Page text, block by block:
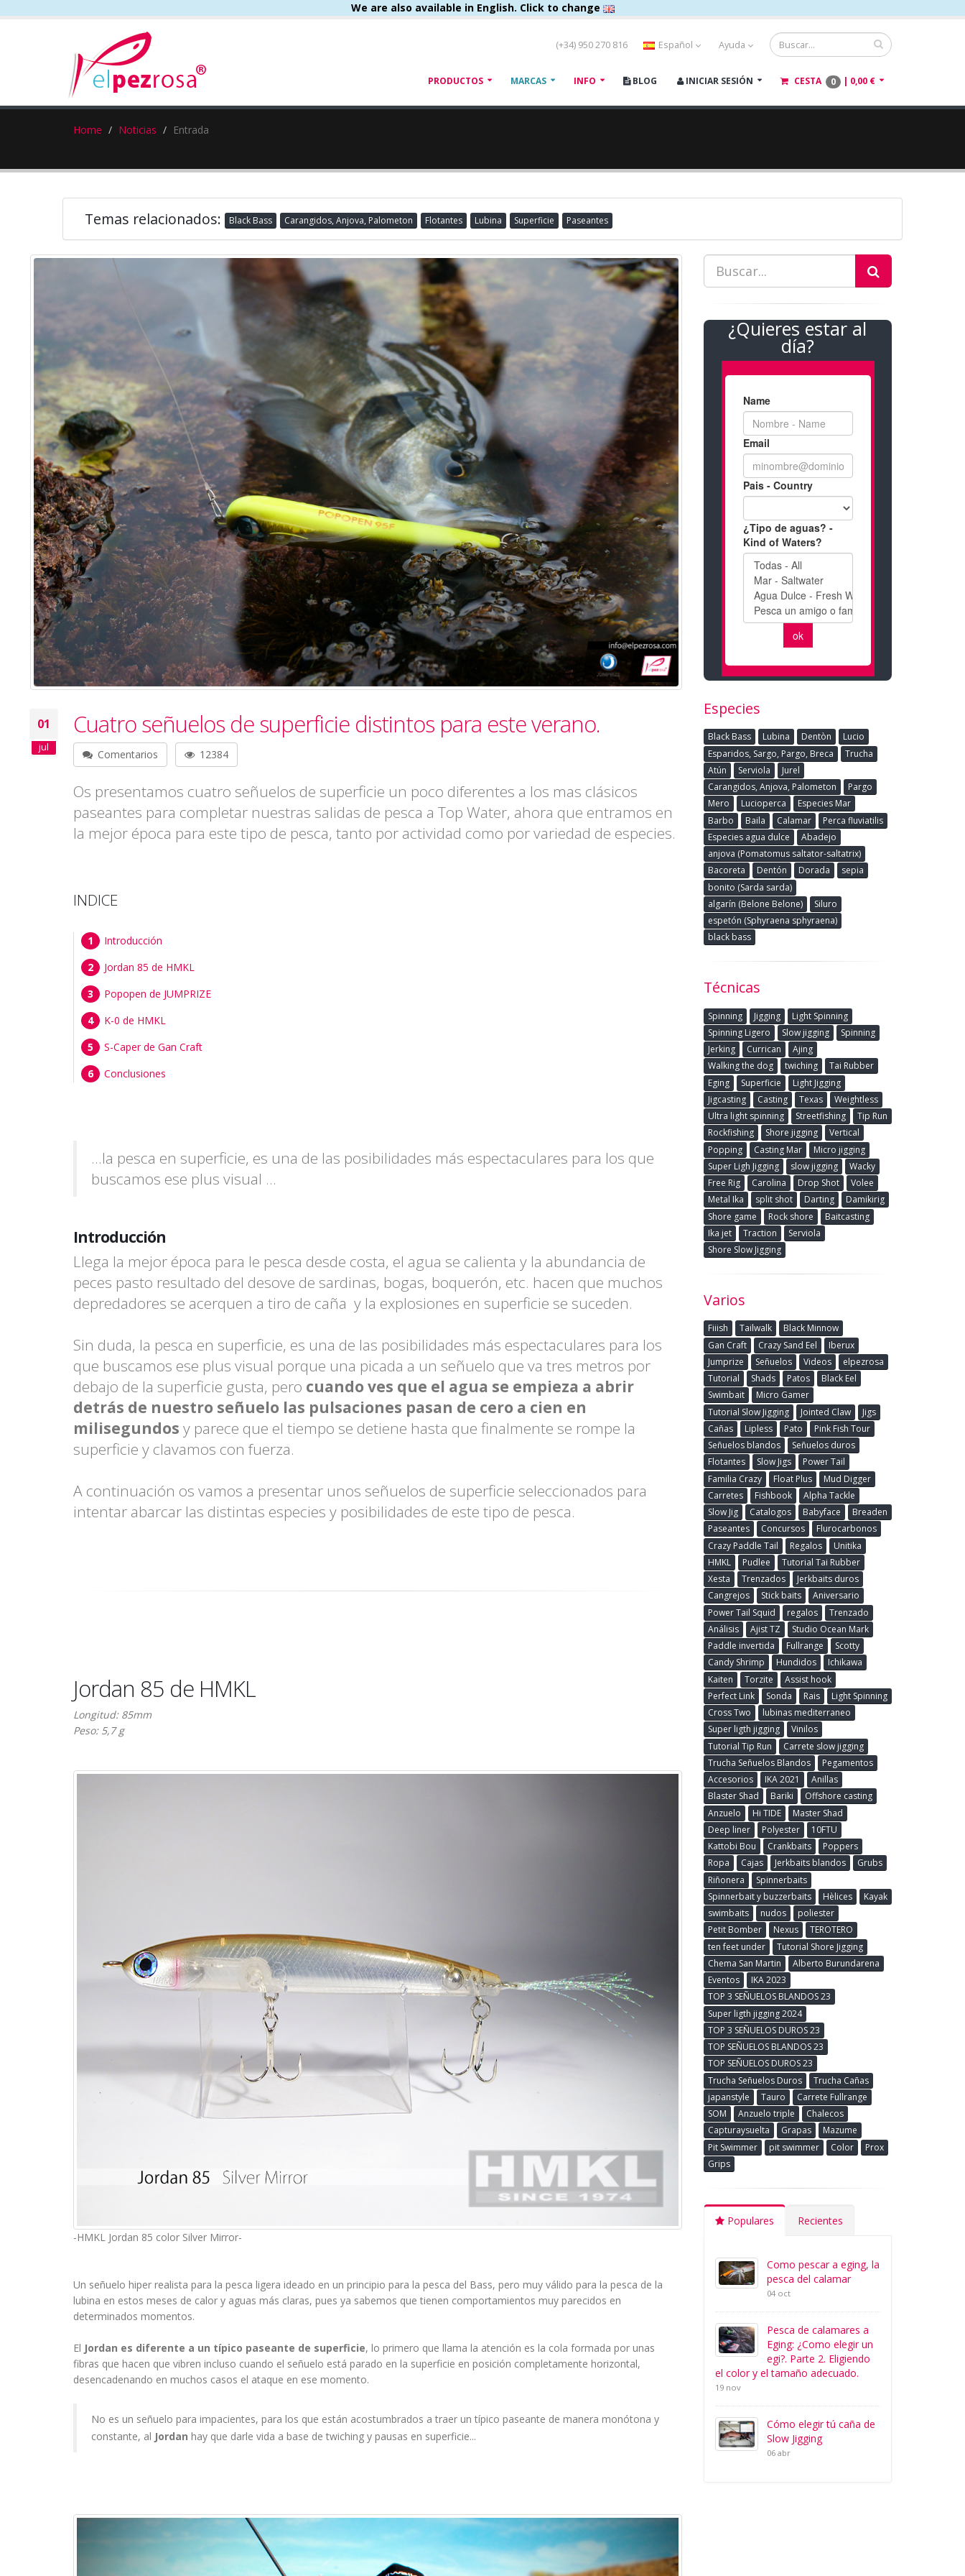
We are also available in English. Click to change
(+34) 950 270 816 Español Ayuda
PRODUCTOS MARCAS INFO BLOG INICIAR SESIÓN CESTA 0 | 0,00 €
Home Noticias Entrada
Temas relacionados: Black Bass Carangidos, Anjova, Palometon Flotantes Lubina Superficie Paseantes
01
jul
Cuatro señuelos de superficie distintos para este verano.
Comentarios 12384
Os presentamos cuatro señuelos de superficie un poco diferentes a los mas clásicos
paseantes para completar nuestras salidas de pesca a Top Water, ahora que entramos en
la mejor época para este tipo de pesca, tanto por actividad como por variedad de especies.
INDICE
Introducción
Jordan 85 de HMKL
Popopen de JUMPRIZE
K-0 de HMKL
S-Caper de Gan Craft
Conclusiones
...la pesca en superficie, es una de las posibilidades más espectaculares para los que
buscamos ese plus visual ...
Introducción
Llega la mejor época para le pesca desde costa, el agua se calienta y la abundancia de
peces pasto resultado del desove de sardinas, bogas, boquerón, etc. hacen que muchos
depredadores se acerquen a tiro de caña y la explosiones en superficie se suceden.
Sin duda, la pesca en superficie, es una de las posibilidades más espectaculares para los
que buscamos ese plus visual porque una picada a un señuelo que va tres metros por
debajo de la superficie gusta, pero cuando ves que el agua se empieza a abrir
detrás de nuestro señuelo las pulsaciones pasan de cero a cien en
milisegundos y parece que el tiempo se detiene hasta que finalmente se rompe la
superficie y clavamos con fuerza.
A continuación os vamos a presentar unos señuelos de superficie seleccionados para
intentar abarcar las distintas especies y posibilidades de este tipo de pesca.
Jordan 85 de HMKL
Longitud: 85mm
Peso: 5,7 g
-HMKL Jordan 85 color Silver Mirror-
Un señuelo hiper realista para la pesca ligera ideado en un principio para la pesca del Bass, pero muy válido para la pesca de la
lubina en estos meses de calor y aguas más claras, pues ya sabemos que tienen comportamientos muy parecidos en
determinados momentos.
El Jordan es diferente a un típico paseante de superficie, lo primero que llama la atención es la cola formada por unas
fibras que hacen que vibren incluso cuando el señuelo está parado en la superficie en posición completamente horizontal,
desencadenando en muchos casos el ataque en ese momento.
No es un señuelo para impacientes, para los que están acostumbrados a traer un típico paseante de manera monótona y
constante, al Jordan hay que darle vida a base de twiching y pausas en superficie...
¿Quieres estar al
día?
Especies
Black Bass Lubina Dentòn
Lucio
Esparidos, Sargo, Pargo, Breca
Trucha
Atún
Serviola
Jurel
Carangidos, Anjova, Palometon
Pargo
Mero
Lucioperca
Especies Mar
Barbo
Baila Calamar
Perca fluviatilis
Especies agua dulce
Abadejo
anjova (Pomatomus saltator-saltatrix)
Bacoreta
Dentón Dorada
sepia
bonito (Sarda sarda)
algarín (Belone Belone)
Siluro
espetón (Sphyraena sphyraena)
black bass
Técnicas
Spinning Jigging
Light Spinning
Spinning Ligero
Slow jigging
Spinning
Jerking
Currican
Ajing
Walking the dog
twiching
Tai Rubber
Eging
Superficie
Light Jigging
Jigcasting
Casting Texas
Weightless
Ultra light spinning
Streetfishing
Tip Run
Rockfishing
Shore jigging
Vertical
Popping
Casting Mar
Micro jigging
Super Ligh Jigging
slow jigging
Wacky
Free Rig
Carolina Drop Shot
Volee
Metal Ika
split shot Darting
Damikirig
Shore game
Rock shore
Baitcasting
Ika jet
Traction
Serviola
Shore Slow Jigging
Varios
Fiiish Tailwalk
Black Minnow
Gan Craft
Crazy Sand Eel
Iberux
Jumprize
Señuelos Videos
elpezrosa
Tutorial
Shads Patos
Black Eel
Swimbait
Micro Gamer
Tutorial Slow Jigging
Jointed Claw
Jigs
Cañas
Lipless Pato
Pink Fish Tour
Señuelos blandos
Señuelos duros
Flotantes
Slow Jigs
Power Tail
Familia Crazy
Float Plus
Mud Digger
Carretes
Fishbook
Alpha Tackle
Slow Jig
Catalogos Babyface
Breaden
Paseantes
Concursos
Flurocarbonos
Crazy Paddle Tail
Regalos
Unitika
HMKL
Pudlee
Tutorial Tai Rubber
Xesta
Trenzados
Jerkbaits duros
Cangrejos
Stick baits
Aniversario
Power Tail Squid
regalos
Trenzado
Análisis
Ajist TZ
Studio Ocean Mark
Paddle invertida
Fullrange
Scotty
Candy Shrimp
Hundidos
Ichikawa
Kaiten
Torzite
Assist hook
Perfect Link
Sonda Rais
Light Spinning
Cross Two
lubinas mediterraneo
Super ligth jigging
Vinilos
Tutorial Tip Run
Carrete slow jigging
Trucha Señuelos Blandos
Pegamentos
Accesorios
IKA 2021
Anillas
Blaster Shad
Bariki
Offshore casting
Anzuelo
Hi TIDE
Master Shad
Deep liner
Polyester
10FTU
Kattobi Bou
Crankbaits
Poppers
Ropa
Cajas Jerkbaits blandos
Grubs
Riñonera
Spinnerbaits
Spinnerbait y buzzerbaits
Hèlices
Kayak
swimbaits
nudos
poliester
Petit Bomber
Nexus
TEROTERO
ten feet under
Tutorial Shore Jigging
Chema San Martin
Alberto Burundarena
Eventos
IKA 2023
TOP 3 SEÑUELOS BLANDOS 23
Super ligth jigging 2024
TOP 3 SEÑUELOS DUROS 23
TOP SEÑUELOS BLANDOS 23
TOP SEÑUELOS DUROS 23
Trucha Señuelos Duros
Trucha Cañas
japanstyle
Tauro
Carrete Fullrange
SOM
Anzuelo triple
Chalecos
Capturaysuelta
Grapas
Mazume
Pit Swimmer
pit swimmer Color
Prox
Grips
Populares Recientes
Como pescar a eging, la
pesca del calamar
04 oct
Pesca de calamares a
Eging: ¿Como elegir un
egi?. Parte 2. Eligiendo
el color y el tamaño adecuado.
19 nov
Cómo elegir tú caña de
Slow Jigging
06 abr